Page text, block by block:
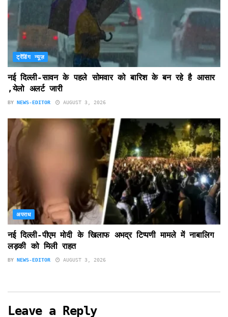
ट्रेंडिंग न्यूज़
नई दिल्ली-सावन के पहले सोमवार को बारिश के बन रहे है आसार
,येलो अलर्ट जारी
BY NEWS-EDITOR AUGUST 3, 2026
अपराध
नई दिल्ली-पीएम मोदी के खिलाफ अभद्र टिप्पणी मामले में नाबालिग
लड़की को मिली राहत
BY NEWS-EDITOR AUGUST 3, 2026
Leave a Reply